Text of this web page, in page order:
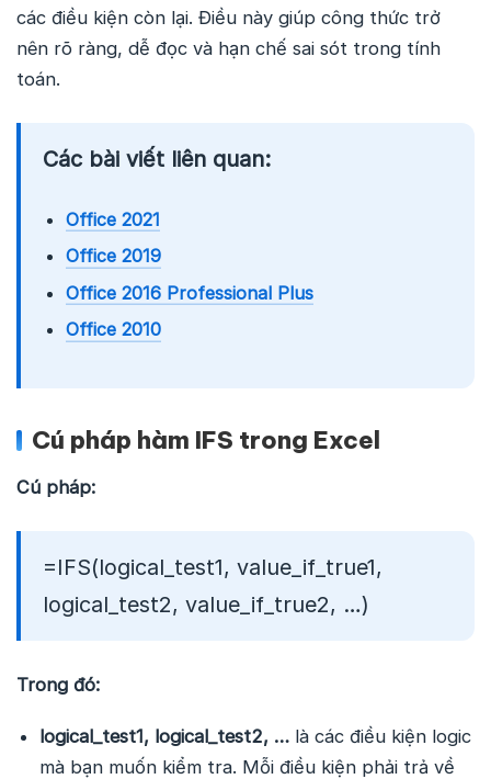
các điều kiện còn lại. Điều này giúp công thức trở
nên rõ ràng, dễ đọc và hạn chế sai sót trong tính
toán.
Các bài viết liên quan:
Office 2021
Office 2019
Office 2016 Professional Plus
Office 2010
Cú pháp hàm IFS trong Excel
Cú pháp:
=IFS(logical_test1, value_if_true1,
logical_test2, value_if_true2, …)
Trong đó:
logical_test1, logical_test2, … là các điều kiện logic
mà bạn muốn kiểm tra. Mỗi điều kiện phải trả về